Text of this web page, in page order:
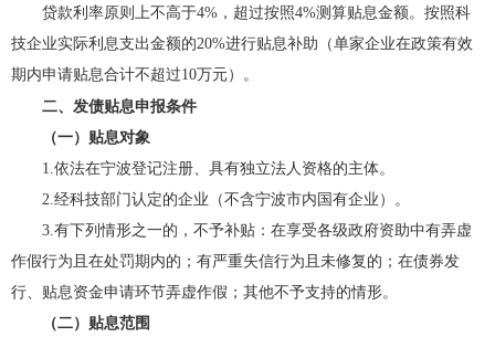
贷款利率原则上不高于4%，超过按照4%测算贴息金额。按照科
技企业实际利息支出金额的20%进行贴息补助（单家企业在政策有效
期内申请贴息合计不超过10万元）。
二、发债贴息申报条件
（一）贴息对象
1.依法在宁波登记注册、具有独立法人资格的主体。
2.经科技部门认定的企业（不含宁波市内国有企业）。
3.有下列情形之一的，不予补贴：在享受各级政府资助中有弄虚
作假行为且在处罚期内的；有严重失信行为且未修复的；在债券发
行、贴息资金申请环节弄虚作假；其他不予支持的情形。
（二）贴息范围